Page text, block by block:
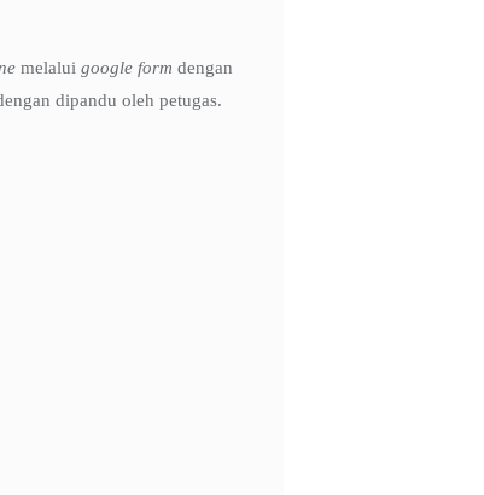
melalui google form dengan
dipandu oleh petugas.